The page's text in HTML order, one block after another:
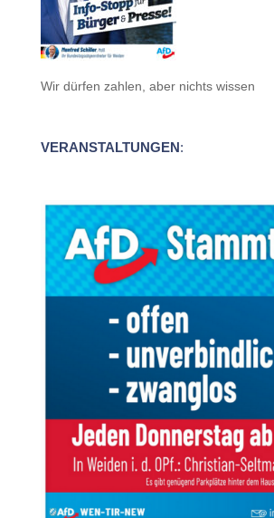
Wir dürfen zahlen, aber nichts wissen
VERANSTALTUNGEN: